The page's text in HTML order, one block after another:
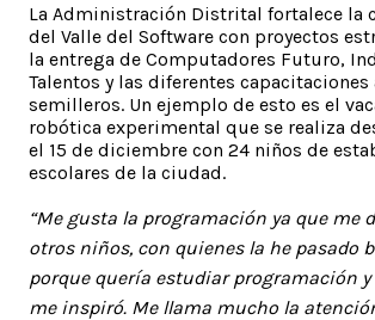
La Administración Distrital fortalece la
del Valle del Software con proyectos
la entrega de Computadores Futuro,
Talentos y las diferentes capacitaciones
semilleros. Un ejemplo de esto es el
robótica experimental que se realiza
el 15 de diciembre con 24 niños de
escolares de la ciudad.
“Me gusta la programación ya que me
otros niños, con quienes la he pasado
porque quería estudiar programación
me inspiró. Me llama mucho la